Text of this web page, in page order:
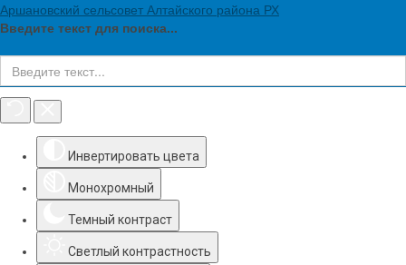
Инструменты доступности
Инвертировать цвета
Монохромный
Темный контраст
Светлый контрастность
Аршановский сельсовет Алтайского района РХ
Введите текст для поиска...